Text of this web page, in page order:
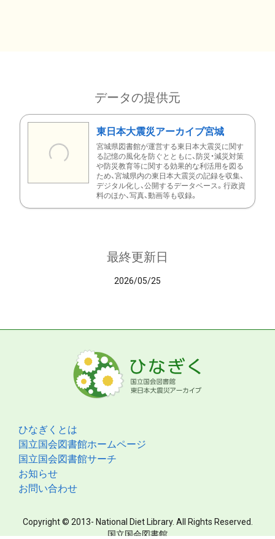
データの提供元
東日本大震災アーカイブ宮城
宮城県図書館が運営する東日本大震災に関す
る記憶の風化を防ぐとともに、防災・減災対策
や防災教育等に関する効果的な利活用を図る
ため、宮城県内の東日本大震災の記録を収集、
デジタル化し、公開するデータベース。行政資
料のほか、写真、動画等も収録。
最終更新日
2026/05/25
ひなぎくとは
国立国会図書館ホームページ
国立国会図書館サーチ
お知らせ
お問い合わせ
Copyright © 2013- National Diet Library. All Rights Reserved.